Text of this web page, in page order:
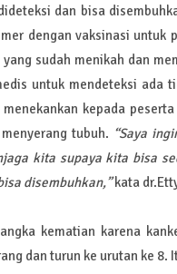
dan bisa
dengan vaksinasi untuk
sudah menikah dan
untuk mendeteksi ada
kepada
tubuh. “Saya
kita supaya kita bisa
disembuhkan,”kata
kematian karena
dan turun ke urutan ke